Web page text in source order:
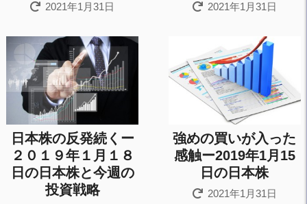
2021年1月31日 2021年1月31日
日本株の反発続くー
２０１９年１月１８
日の日本株と今週の
投資戦略
強めの買いが入った
感触ー2019年1月15
日の日本株
2021年1月31日